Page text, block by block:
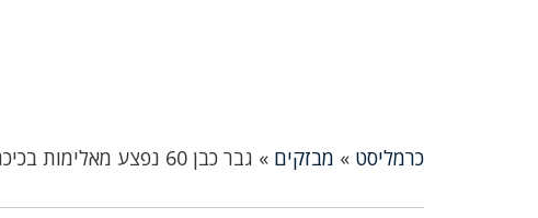
כרמליסט » מבזקים » גבר כבן 60 נפצע מאלימות בכיכר פריז הלילה